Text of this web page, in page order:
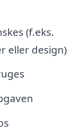
(f.eks.
eller design)